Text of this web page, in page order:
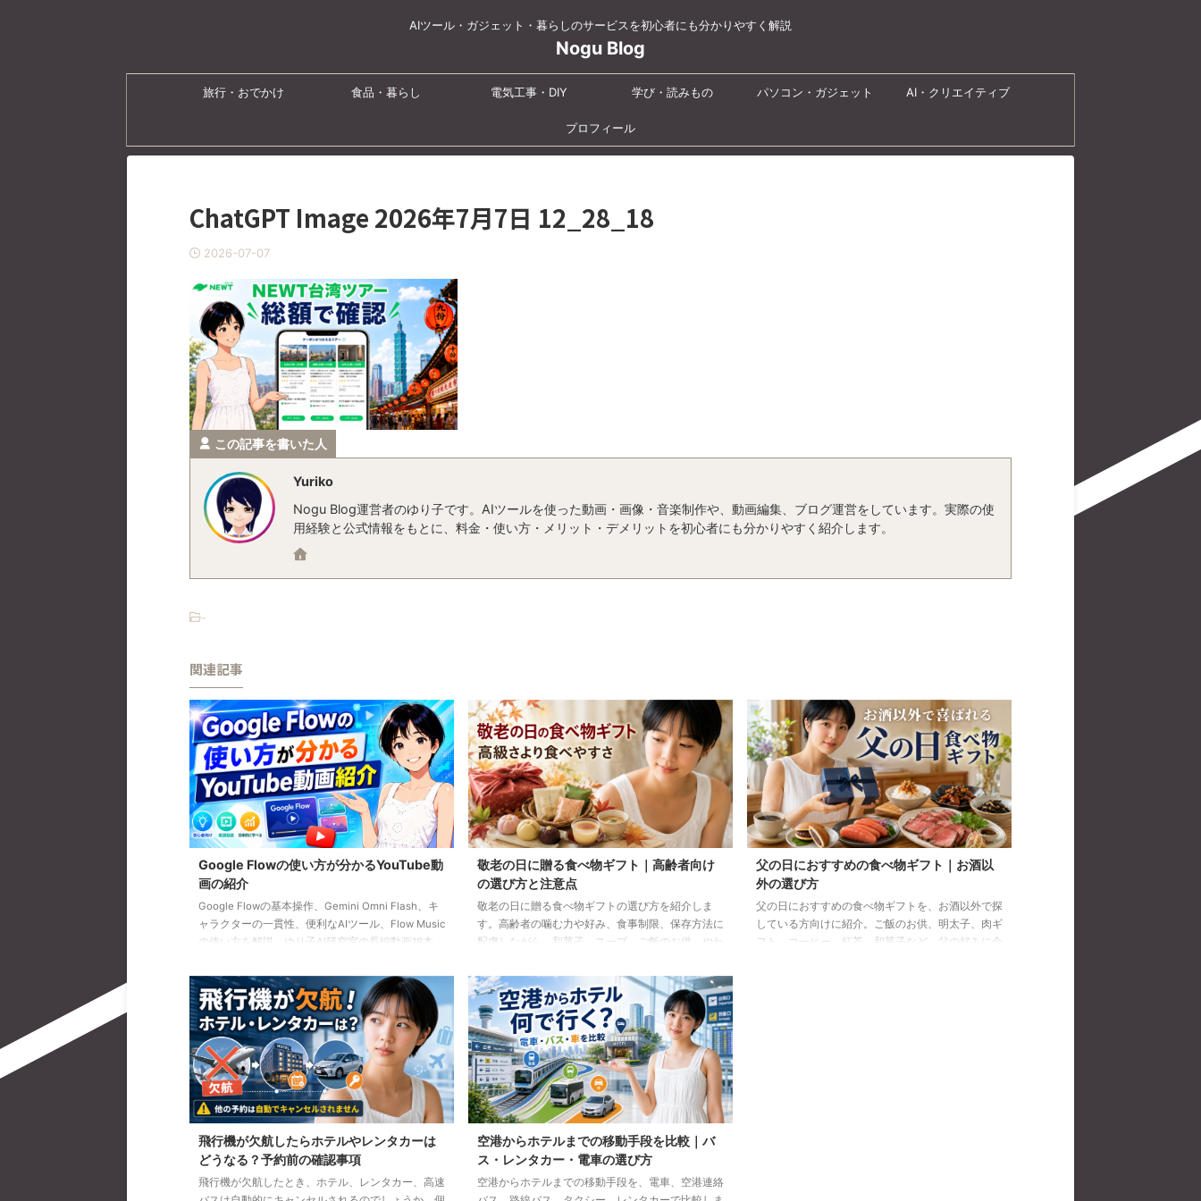
AIツール・ガジェット・暮らしのサービスを初心者にも分かりやすく解説
Nogu Blog
旅行・おでかけ 食品・暮らし 電気工事・DIY 学び・読みもの パソコン・ガジェット AI・クリエイティブ
プロフィール
ChatGPT Image 2026年7月7日 12_28_18
2026-07-07
この記事を書いた人
Yuriko
Nogu Blog運営者のゆり子です。AIツールを使った動画・画像・音楽制作や、動画編集、ブログ運営をしています。実際の使
用経験と公式情報をもとに、料金・使い方・メリット・デメリットを初心者にも分かりやすく紹介します。
-
関連記事
Google Flowの使い方が分かるYouTube動
画の紹介
Google Flowの基本操作、Gemini Omni Flash、キ
ャラクターの一貫性、便利なAIツール、Flow Music
の使い方を解説。ゆり子AI研究室の長編動画18本
敬老の日に贈る食べ物ギフト｜高齢者向け
の選び方と注意点
敬老の日に贈る食べ物ギフトの選び方を紹介しま
す。高齢者の噛む力や好み、食事制限、保存方法に
配慮しながら、和菓子、スープ、ご飯のお供、やわ
父の日におすすめの食べ物ギフト｜お酒以
外の選び方
父の日におすすめの食べ物ギフトを、お酒以外で探
している方向けに紹介。ご飯のお供、明太子、肉ギ
フト、コーヒー、紅茶、和菓子など、父の好みに合
飛行機が欠航したらホテルやレンタカーは
どうなる？予約前の確認事項
飛行機が欠航したとき、ホテル、レンタカー、高速
空港からホテルまでの移動手段を比較｜バ
ス・レンタカー・電車の選び方
空港からホテルまでの移動手段を、電車、空港連絡